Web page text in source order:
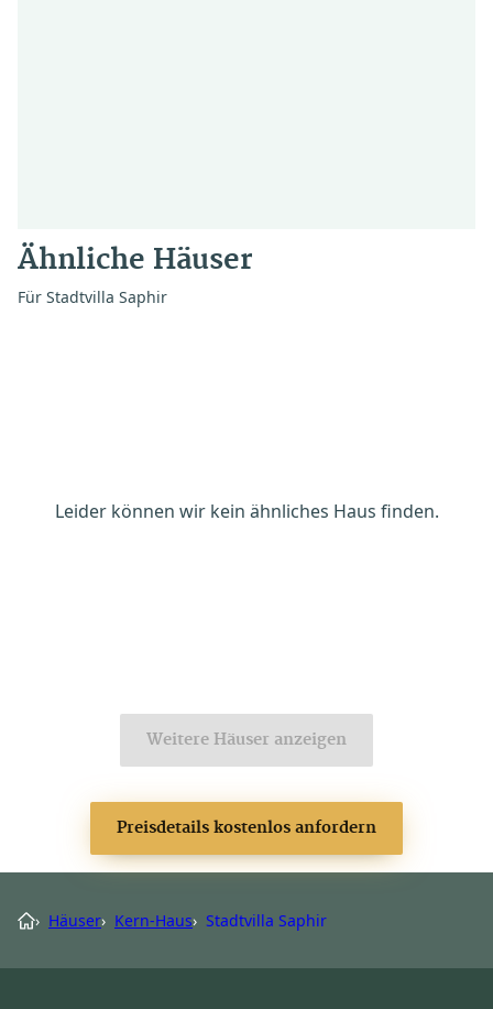
Ähnliche Häuser
Für Stadtvilla Saphir
Leider können wir kein ähnliches Haus finden.
Weitere Häuser anzeigen
Preisdetails kostenlos anfordern
› Häuser› Kern-Haus› Stadtvilla Saphir